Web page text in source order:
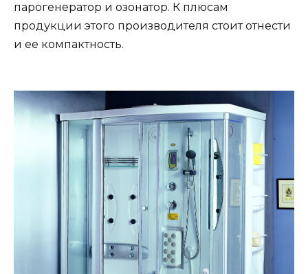
парогенератор и озонатор. К плюсам
продукции этого производителя стоит отнести
и ее компактность.